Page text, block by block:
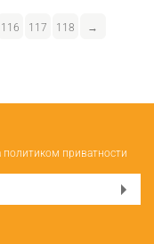
116 117 118 →
политиком приватности